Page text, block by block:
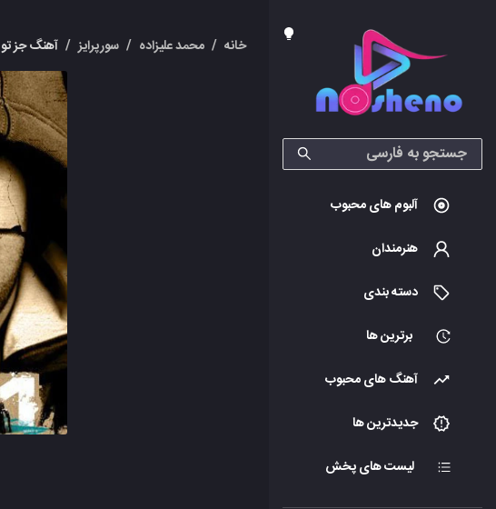
آلبوم های محبوب
هنرمندان
دسته بندی
برترین ها
آهنگ های محبوب
جدیدترین ها
لیست های پخش
خانه / محمد علیزاده / سورپرایز / آهنگ جز تو